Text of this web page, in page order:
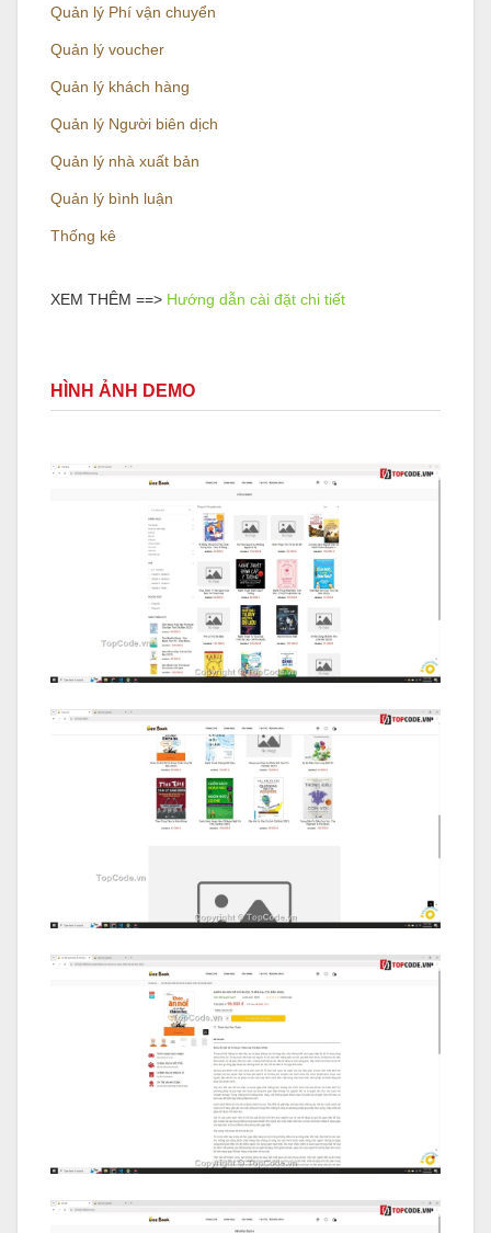
Quản lý Phí vận chuyển
Quản lý voucher
Quản lý khách hàng
Quản lý Người biên dịch
Quản lý nhà xuất bản
Quản lý bình luận
Thống kê
XEM THÊM ==> Hướng dẫn cài đặt chi tiết
HÌNH ẢNH DEMO